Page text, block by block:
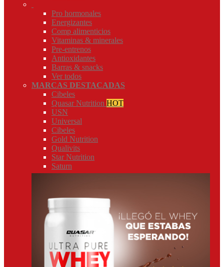
Pro hormonales
Energizantes
Comp alimenticios
Vitaminas & minerales
Pre-entrenos
Antioxidantes
Barras & snacks
Ver todos
MARCAS DESTACADAS
Cibeles
Quasar Nutrition HOT
USN
Universal
Cibeles
Gold Nutrition
Qualivits
Star Nutrition
Saturn